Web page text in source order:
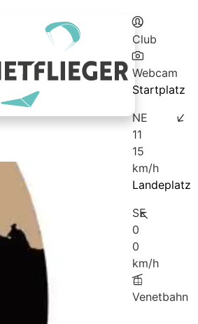
Club
Webcam
Startplatz
NE
11
15
km/h
Landeplatz
SE
0
0
km/h
Venetbahn